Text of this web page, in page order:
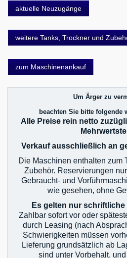
aktuelle Neuzugänge
weitere Tanks, Trockner und
zum Maschinenankauf
Um Ärger zu
beachten Sie bitte folgende
Alle Preise rein netto
Verkauf ausschließlich an
Die Maschinen enthalten zum
Zubehör. Reservierungen
Gebraucht- und
wie gesehen, ohne
Es gelten nur
Zahlbar sofort vor oder
durch Leasing (nach
Schwierigkeiten müssen
Lieferung grundsätzlich ab
sind unter Vorbehalt,